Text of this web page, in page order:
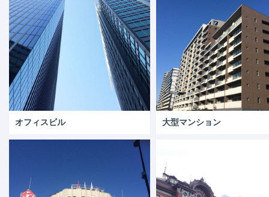
オフィスビル 大型マンション